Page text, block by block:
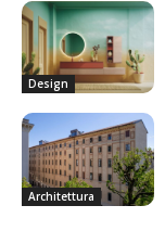
Design
Architettura